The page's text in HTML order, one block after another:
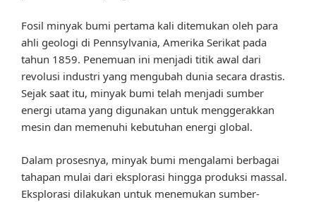
Fosil minyak bumi pertama kali ditemukan oleh para
ahli geologi di Pennsylvania, Amerika Serikat pada
tahun 1859. Penemuan ini menjadi titik awal dari
revolusi industri yang mengubah dunia secara drastis.
Sejak saat itu, minyak bumi telah menjadi sumber
energi utama yang digunakan untuk menggerakkan
mesin dan memenuhi kebutuhan energi global.
Dalam prosesnya, minyak bumi mengalami berbagai
tahapan mulai dari eksplorasi hingga produksi massal.
Eksplorasi dilakukan untuk menemukan sumber-